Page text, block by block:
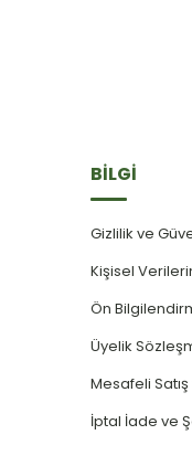
BİLGİ
Gizlilik ve
Kişisel
Ön
Üyelik
Mesafeli
İptal İade ve